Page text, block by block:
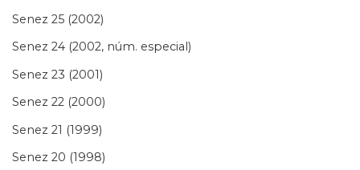
Senez 25 (2002)
Senez 24 (2002, núm. especial)
Senez 23 (2001)
Senez 22 (2000)
Senez 21 (1999)
Senez 20 (1998)